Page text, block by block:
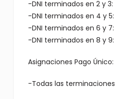
-DNI terminados en 2 y
-DNI terminados en 4 y 5:
-DNI terminados en 6 y
-DNI terminados en 8 y
Asignaciones Pago Único:
-Todas las